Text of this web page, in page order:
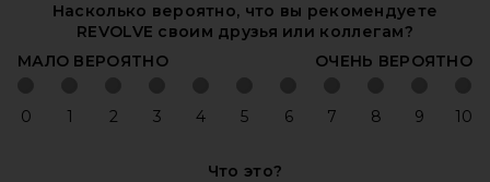
Насколько вероятно, что вы рекомендуете
REVOLVE своим друзья или коллегам?
МАЛО ВЕРОЯТНО
ОЧЕНЬ ВЕРОЯТНО
0 1 2 3 4 5 6 7 8 9 10
Что это?